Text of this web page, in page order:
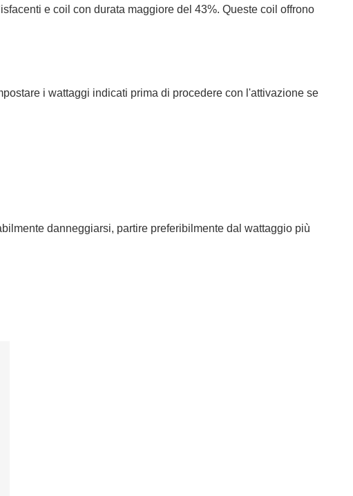
e coil con durata maggiore del 43%. Queste coil offrono
i wattaggi indicati prima di procedere con l'attivazione se
danneggiarsi, partire preferibilmente dal wattaggio più